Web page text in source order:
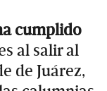
cumplido
al salir al
de Juárez,